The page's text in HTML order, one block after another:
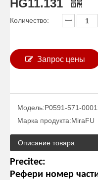
HG11.131
Количество:
Запрос цены
Модель:P0591-571-
Марка продукта:MiraFU
Описание товара
Precitec:
Рефери номер